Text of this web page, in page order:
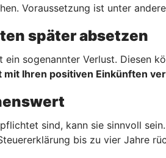
Voraussetzung ist unter
später absetzen
sogenannter Verlust. Diesen
Ihren positiven Einkünften
sind, kann sie sinnvoll
bis zu vier Jahre